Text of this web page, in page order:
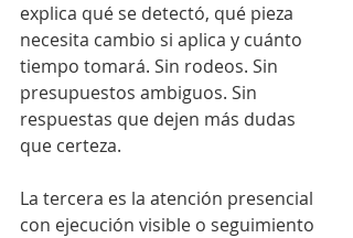
explica qué se detectó, qué pieza
necesita cambio si aplica y cuánto
tiempo tomará. Sin rodeos. Sin
presupuestos ambiguos. Sin
respuestas que dejen más dudas
que certeza.
La tercera es la atención presencial
con ejecución visible o seguimiento